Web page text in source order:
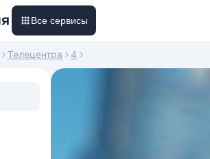
Все сервисы
Телецентра 4